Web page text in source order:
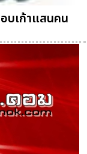
บเก้าแสนคน